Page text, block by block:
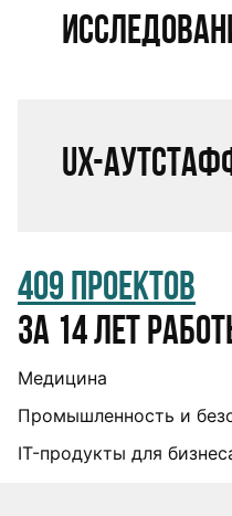
UX-
409 проектов
за 14 лет
Медицина
Промышленность и
IT-продукты для